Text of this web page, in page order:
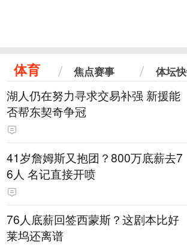
体育 焦点赛事 体坛
湖人仍在努力寻求交易补强 新援能
否帮东契奇争冠
41岁詹姆斯又抱团？800万底薪去7
6人 名记直接开喷
76人底薪回签西蒙斯？这剧本比好
莱坞还离谱